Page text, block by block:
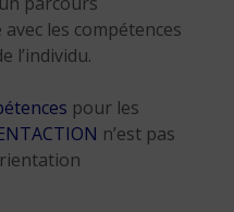
les compétences
l’individu.
pour les
n’est pas